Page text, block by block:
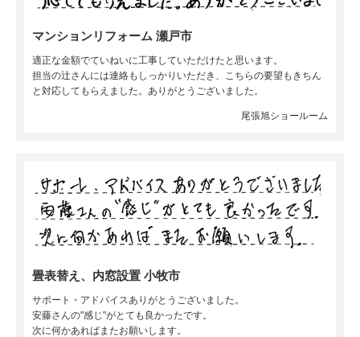
マンションリフォーム 瀬戸市
適正な金額でていねいに工事していただけたと思います。
担当の辻さんには連絡もしっかりいただき、こちらの要望もきちん
と対応してもらえました。ありがとうございました。
尾張旭ショールーム
畳表替え、内窓設置 小牧市
サポート・アドバイスありがとうございました。
安藤さんの"感じ"がとても良かったです。
次に何かあればまたお願いします。